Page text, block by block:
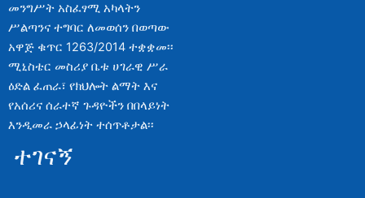
መንግሥት አስፈፃሚ አካላትን
ሥልጣንና ተግባር ለመወሰን በወጣው
አዋጅ ቁጥር 1263/2014 ተቋቋመ፡፡
ሚኒስቴር መስሪያ ቤቱ ሀገራዊ ሥራ
ዕድል ፈጠራ፣ የክህሎት ልማት እና
የአሰሪና ሰራተኛ ጉዳዮችን በበላይነት
እንዲመራ ኃላፊነት ተሰጥቶታል፡፡
ተገናኝ